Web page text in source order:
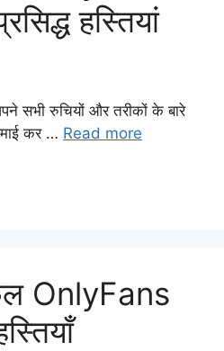
हस्तियां
सभी रुचियों और तरीकों के बारे
कर … Read more
OnlyFans